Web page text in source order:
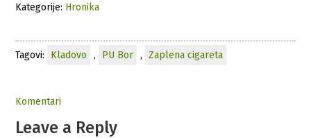
Kategorije: Hronika
Tagovi: Kladovo , PU Bor , Zaplena cigareta
Komentari
Leave a Reply